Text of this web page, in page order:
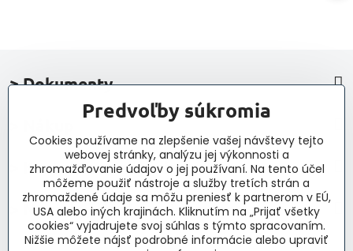
> Dokumenty
> Kontakt a navigácia
> Novinky, články, príspevky
Predvoľby súkromia
Cookies používame na zlepšenie vašej návštevy tejto
webovej stránky, analýzu jej výkonnosti a
zhromažďovanie údajov o jej používaní. Na tento účel
môžeme použiť nástroje a služby tretích strán a
zhromaždené údaje sa môžu preniesť k partnerom v EÚ,
USA alebo iných krajinách. Kliknutím na „Prijať všetky
cookies“ vyjadrujete svoj súhlas s týmto spracovaním.
Nižšie môžete nájsť podrobné informácie alebo upraviť